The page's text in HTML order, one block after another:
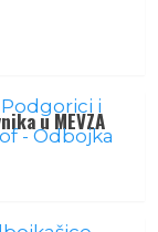
u MEVZA